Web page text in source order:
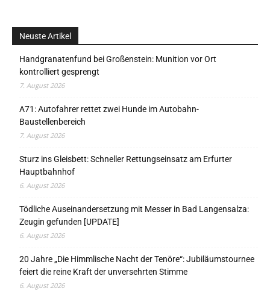
Neuste Artikel
Handgranatenfund bei Großenstein: Munition vor Ort
kontrolliert gesprengt
7. August 2026
A71: Autofahrer rettet zwei Hunde im Autobahn-
Baustellenbereich
7. August 2026
Sturz ins Gleisbett: Schneller Rettungseinsatz am Erfurter
Hauptbahnhof
6. August 2026
Tödliche Auseinandersetzung mit Messer in Bad Langensalza:
Zeugin gefunden [UPDATE]
6. August 2026
20 Jahre „Die Himmlische Nacht der Tenöre“: Jubiläumstournee
feiert die reine Kraft der unversehrten Stimme
6. August 2026